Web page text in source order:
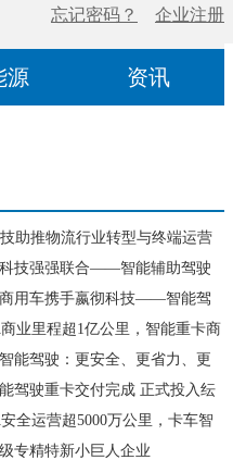
源 资讯
助推物流行业转型与终端运营
技强强联合——智能辅助驾驶
举办用车携手嬴彻科技——智能驾
变革业里程超1亿公里，智能重卡商
能驾驶：更安全、更省力、更
驾驶重卡交付完成 正式投入纭
线路
全运营超5000万公里，卡车智
化阶段
专精特新小巨人企业